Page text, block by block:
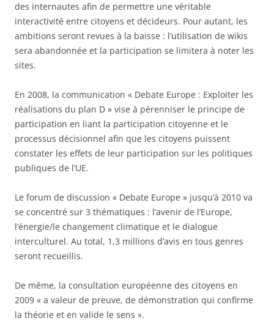
des internautes afin de permettre une véritable
interactivité entre citoyens et décideurs. Pour autant, les
ambitions seront revues à la baisse : l’utilisation de wikis
sera abandonnée et la participation se limitera à noter les
sites.
En 2008, la communication « Debate Europe : Exploiter les
réalisations du plan D » vise à pérenniser le principe de
participation en liant la participation citoyenne et le
processus décisionnel afin que les citoyens puissent
constater les effets de leur participation sur les politiques
publiques de l’UE.
Le forum de discussion « Debate Europe » jusqu’à 2010 va
se concentré sur 3 thématiques : l’avenir de l’Europe,
l’énergie/le changement climatique et le dialogue
interculturel. Au total, 1,3 millions d’avis en tous genres
seront recueillis.
De même, la consultation européenne des citoyens en
2009 « a valeur de preuve, de démonstration qui confirme
la théorie et en valide le sens ».